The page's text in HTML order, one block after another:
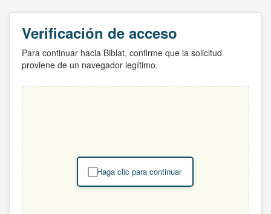
Verificación de acceso
Para continuar hacia Biblat, confirme que la solicitud
proviene de un navegador legítimo.
Haga clic para continuar